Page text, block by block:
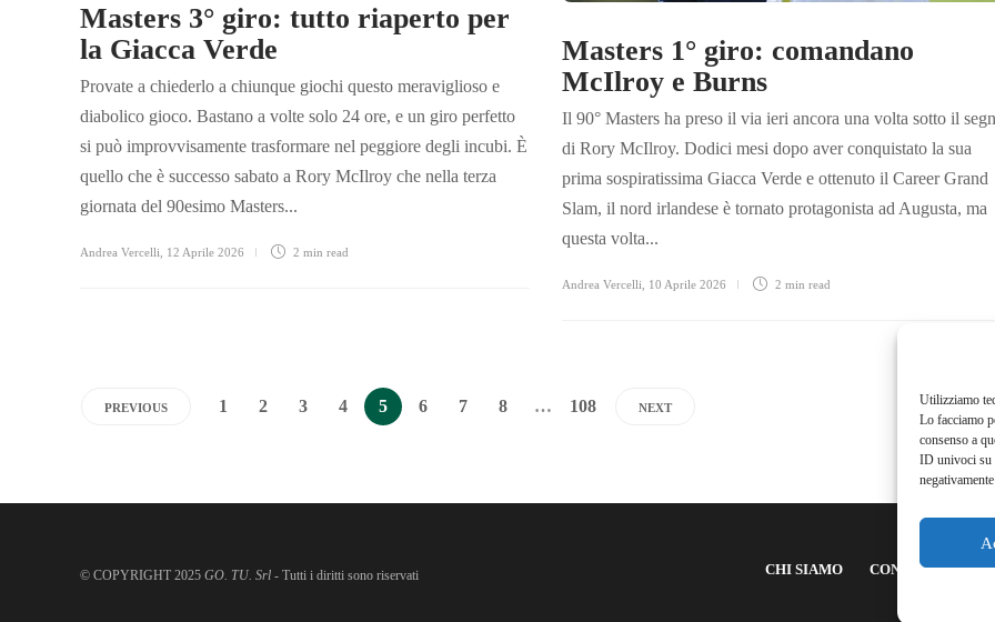
Utilizziamo
Lo facciamo
consenso a
ID univoci su
Masters 3° giro: tutto riaperto per
la Giacca Verde
Provate a chiederlo a chiunque giochi questo meraviglioso e
diabolico gioco. Bastano a volte solo 24 ore, e un giro perfetto
si può improvvisamente trasformare nel peggiore degli incubi. È
quello che è successo sabato a Rory McIlroy che nella terza
giornata del 90esimo Masters...
Andrea Vercelli 12 Aprile 2026 2 min read
Masters 1° giro: comandano
McIlroy e Burns
Il 90° Masters ha preso il via ieri ancora una volta sotto il
di Rory McIlroy. Dodici mesi dopo aver conquistato la sua
prima sospiratissima Giacca Verde e ottenuto il Career Grand
Slam, il nord irlandese è tornato protagonista ad Augusta, ma
questa volta...
Andrea Vercelli 10 Aprile 2026 2 min read
PREVIOUS 1 2 3 4 5 6 7 8 … 108 NEXT
© COPYRIGHT 2025 GO. TU. Srl - Tutti i diritti sono riservati CHI SIAMO CONTATTI